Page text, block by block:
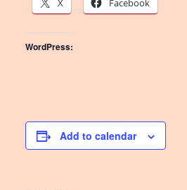
X
Facebook
WordPress:
Add to calendar